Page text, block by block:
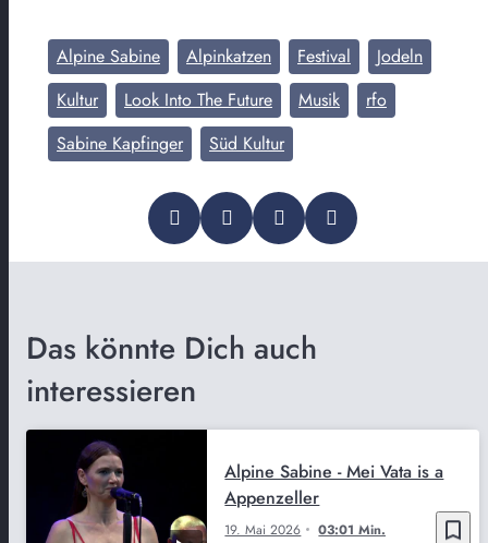
Alpine Sabine Alpinkatzen Festival
Jodeln
Kultur
Look Into The Future Musik
rfo
Sabine Kapfinger
Süd Kultur
Das könnte Dich auch
interessieren
bookmark_border
19. Mai 2026 03:01 Min.
Alpine Sabine - Mei Vata is a
Appenzeller